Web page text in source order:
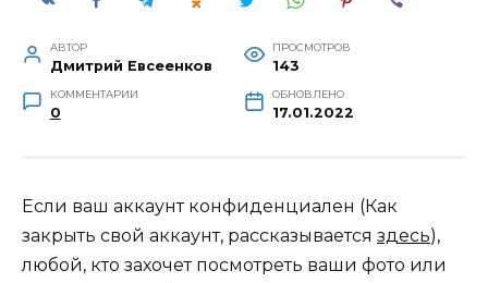
АВТОР
Дмитрий Евсеенков
ПРОСМОТРОВ
143
КОММЕНТАРИИ
0
ОБНОВЛЕНО
17.01.2022
Если ваш аккаунт конфиденциален (Как
закрыть свой аккаунт, рассказывается здесь),
любой, кто захочет посмотреть ваши фото или